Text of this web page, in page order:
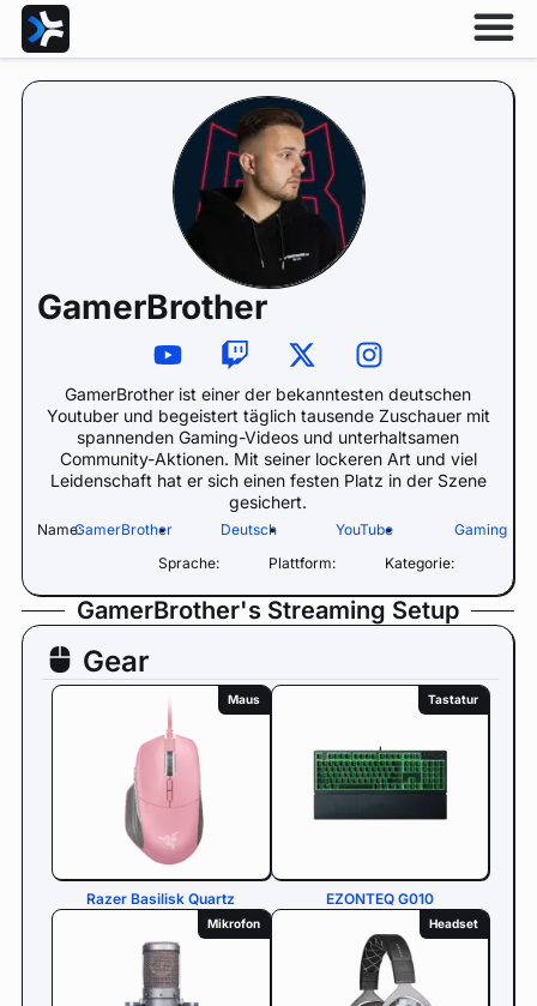
GamerBrother
GamerBrother ist einer der bekanntesten deutschen
Youtuber und begeistert täglich tausende Zuschauer mit
spannenden Gaming-Videos und unterhaltsamen
Community-Aktionen. Mit seiner lockeren Art und viel
Leidenschaft hat er sich einen festen Platz in der Szene
gesichert.
Name:GamerBrother
•
Sprache:
Deutsch
•
Plattform:
YouTube
•
Kategorie:
Gaming
GamerBrother's Streaming Setup
Gear
Maus
Razer Basilisk Quartz
Tastatur
EZONTEQ G010
Mikrofon Headset